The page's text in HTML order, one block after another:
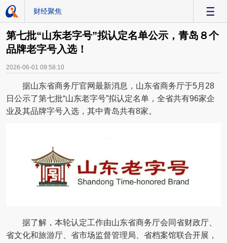
财经聚焦
第七批“山东老字号”拟认定名单公示，青岛８个
品牌老字号入选！
2026-06-01 09:58:10
据山东省商务厅官网最新消息，山东省商务厅于5月28
日公示了第七批“山东老字号”拟认定名单，全省共有96家企
业及其品牌字号入选，其中青岛共有8家。
据了解，本轮认定工作由山东省商务厅会同省财政厅、
省文化和旅游厅、省市场监督管理局、省档案馆联合开展，